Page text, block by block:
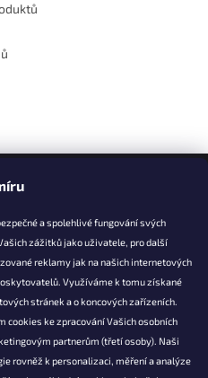
a spolehlivé fungování svých
zážitků jako uživatele, pro další
reklamy jak na našich internetových
Využíváme k tomu získané
stránek a o koncových zařízeních.
cookies ke zpracování Vašich osobních
partnerům (třetí osoby). Naši
rovněž k personalizaci, měření a analýze